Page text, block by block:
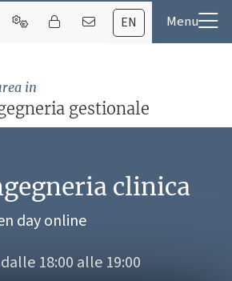
EN
in
gestionale
clinica
day online
18:00 alle 19:00